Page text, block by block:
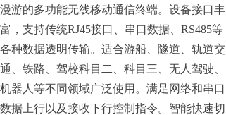
漫游的多功能无线移动通信终端。设备接口丰
富，支持传统RJ45接口、串口数据、RS485等
各种数据透明传输。适合游船、隧道、轨道交
通、铁路、驾校科目二、科目三、无人驾驶、
机器人等不同领域广泛使用。满足网络和串口
数据上行以及接收下行控制指令。智能快速切